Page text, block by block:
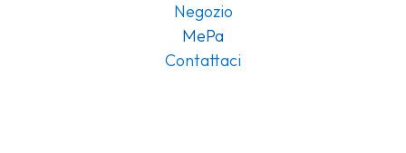
Negozio
MePa
Contattaci